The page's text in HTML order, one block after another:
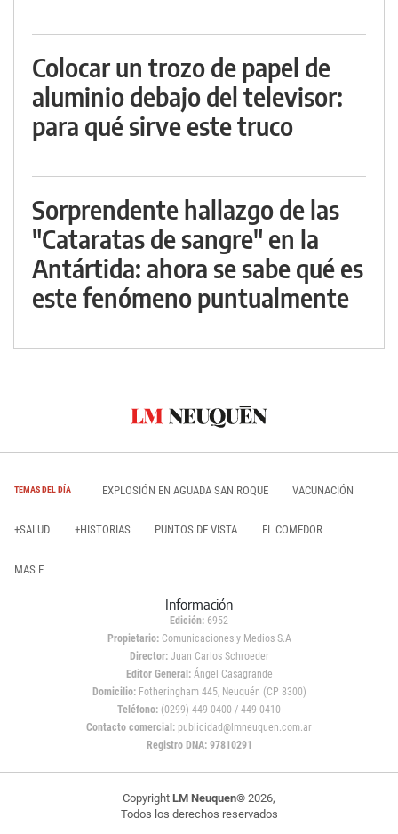
Colocar un trozo de papel de
aluminio debajo del televisor:
para qué sirve este truco
Sorprendente hallazgo de las
"Cataratas de sangre" en la
Antártida: ahora se sabe qué es
este fenómeno puntualmente
TEMAS DEL DÍA EXPLOSIÓN EN AGUADA SAN ROQUE VACUNACIÓN
+SALUD +HISTORIAS PUNTOS DE VISTA EL COMEDOR
MAS E
Información
Edición: 6952
Propietario:Comunicaciones y Medios S.A
Director: Juan Carlos Schroeder
Editor General:Ángel Casagrande
Domicilio:Fotheringham 445, Neuquén (CP 8300)
Teléfono: (0299) 449 0400 / 449 0410
Contacto comercial: publicidad@lmneuquen.com.ar
Registro DNA: 97810291
Copyright LM Neuquen© 2026,
Todos los derechos reservados